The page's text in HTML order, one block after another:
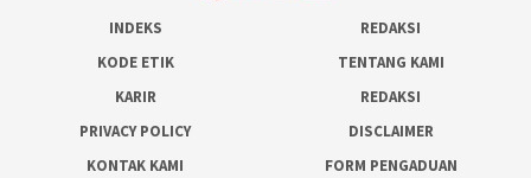
INDEKS
REDAKSI
KODE ETIK
TENTANG KAMI
KARIR
REDAKSI
PRIVACY POLICY
DISCLAIMER
KONTAK KAMI
FORM PENGADUAN